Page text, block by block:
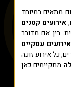
מתאים במיוחד
,אירועים קטנים
בין אם מדובר
אירועים עסקיים
כל אירוע זוכה
מתקיימים כאן